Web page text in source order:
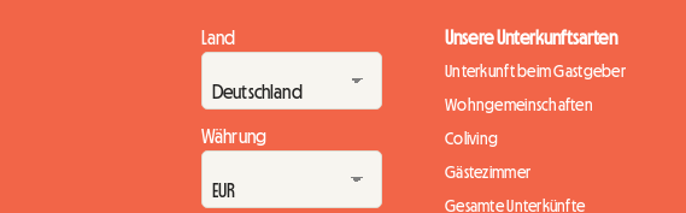
Land
Währung
Unsere Unterkunftsarten
Unterkunft beim Gastgeber
Wohngemeinschaften
Coliving
Gästezimmer
Gesamte Unterkünfte